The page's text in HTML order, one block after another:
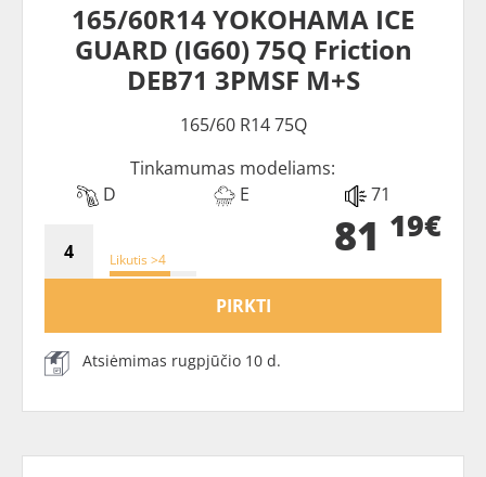
165/60R14 YOKOHAMA ICE
GUARD (IG60) 75Q Friction
DEB71 3PMSF M+S
165/60 R14 75Q
Tinkamumas modeliams:
D
E 71
Likutis >4 81 19€
PIRKTI
Atsiėmimas rugpjūčio 10 d.